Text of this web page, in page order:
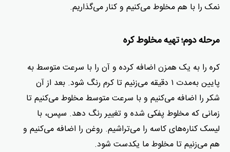
نمک را با هم مخلوط می‌کنیم و کنار می‌گذاریم.
مرحله دوم؛ تهیه مخلوط کره
کره را به یک همزن اضافه کرده و آن را با سرعت متوسط ​​به‌
پایین به‌مدت ۱ دقیقه می‌زنیم تا کرم رنگ شود. بعد از آن
شکر را اضافه می‌کنیم و با سرعت متوسط ​​مخلوط می‌کنیم تا
زمانی که مخلوط پفکی شده و تغییر رنگ دهد. سپس، با
لیسک کناره‌های کاسه را می‌تراشیم. روغن را اضافه می‌کنیم و
هم می‌زنیم تا مخلوط ما یکدست شود.